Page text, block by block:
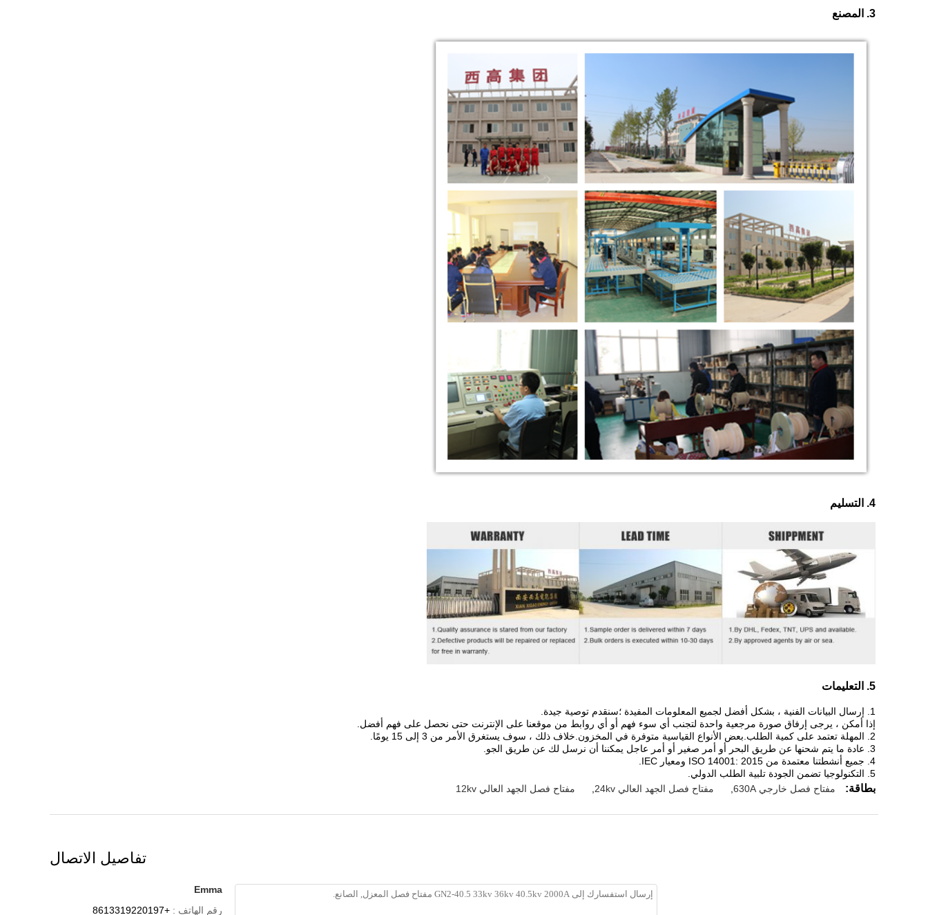
3. المصنع
4. التسليم
5. التعليمات
1. إرسال البيانات الفنية ، بشكل أفضل لجميع المعلومات المفيدة ؛سنقدم توصية جيدة.
إذا أمكن ، يرجى إرفاق صورة مرجعية واحدة لتجنب أي سوء فهم أو أي روابط من موقعنا على الإنترنت حتى نحصل على فهم أفضل.
2. المهلة تعتمد على كمية الطلب.بعض الأنواع القياسية متوفرة في المخزون.خلاف ذلك ، سوف يستغرق الأمر من 3 إلى 15 يومًا.
3. عادة ما يتم شحنها عن طريق البحر أو أمر صغير أو أمر عاجل يمكننا أن نرسل لك عن طريق الجو.
4. جميع أنشطتنا معتمدة من ISO 14001: 2015 ومعيار IEC.
5. التكنولوجيا تضمن الجودة تلبية الطلب الدولي.
بطاقة: مفتاح فصل خارجي 630A مفتاح فصل الجهد العالي 24kv مفتاح فصل الجهد العالي 12kv
تفاصيل الاتصال
Emma
رقم الهاتف : +8613319220197